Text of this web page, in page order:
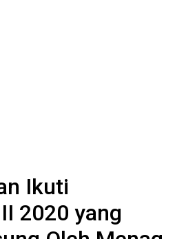
Ikuti
2020 yang